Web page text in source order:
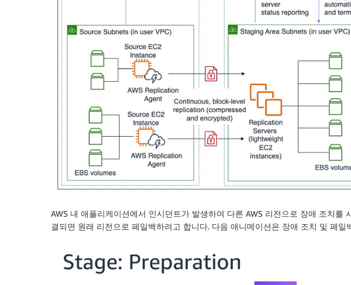
AWS 내 애플리케이션에서 인시던트가 발생하여 다른 AWS 리전으로 장애 조치를
결되면 원래 리전으로 페일백하려고 합니다. 다음 애니메이션은 장애 조치 및 페일